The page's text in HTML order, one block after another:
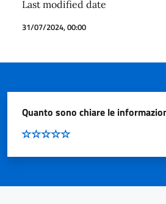
Last modified date
31/07/2024, 00:00
Quanto sono chiare le